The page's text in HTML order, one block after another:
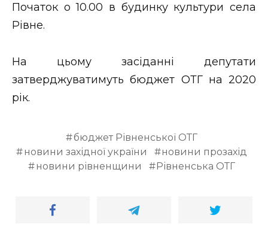
Втрачений Ужгород (відеоверсія)
ЗАКАРПАТСЬКІ НОВИНИ
ФОТО
Початок о 10.00 в будинку культури села
Рівне.
На цьому засіданні депутати
затверджуватимуть бюджет ОТГ на 2020
рік.
бюджет Рівненської ОТГ
новини західної україни
новини прозахід
новини рівненщини
Рівненська ОТГ